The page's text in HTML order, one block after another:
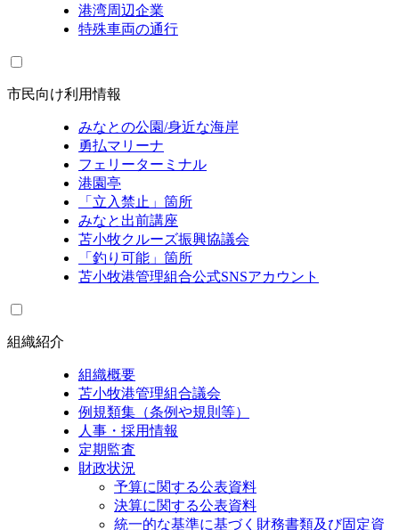
港湾周辺企業
特殊車両の通行
市民向け利用情報
みなとの公園/身近な海岸
勇払マリーナ
フェリーターミナル
港園亭
「立入禁止」箇所
みなと出前講座
苫小牧クルーズ振興協議会
「釣り可能」箇所
苫小牧港管理組合公式SNSアカウント
組織紹介
組織概要
苫小牧港管理組合議会
例規類集（条例や規則等）
人事・採用情報
定期監査
財政状況
予算に関する公表資料
決算に関する公表資料
統一的な基準に基づく財務書類及び固定資